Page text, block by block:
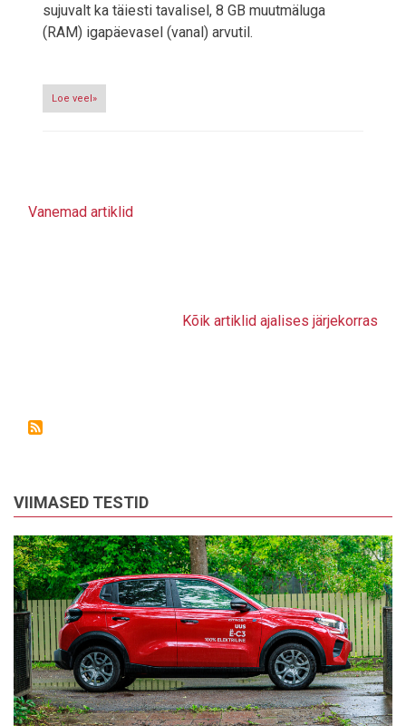
sujuvalt ka täiesti tavalisel, 8 GB muutmäluga
(RAM) igapäevasel (vanal) arvutil.
Loe veel»
Vanemad artiklid
Kõik artiklid ajalises järjekorras
VIIMASED TESTID